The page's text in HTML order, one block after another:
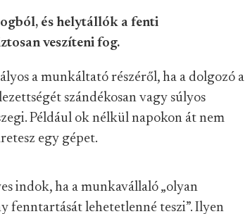
és helytállók a fenti
veszíteni fog.
a munkáltató részéről, ha a dolgozó a
szándékosan vagy súlyos
Például ok nélkül napokon át nem
egy gépet.
indok, ha a munkavállaló „olyan
fenntartását lehetetlenné teszi”. Ilyen